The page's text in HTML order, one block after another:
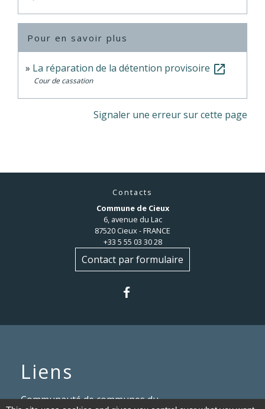
Pour en savoir plus
La réparation de la détention provisoire open_in_new
Cour de cassation
Signaler une erreur sur cette page
Contacts
Commune de Cieux
6, avenue du Lac
87520 Cieux - FRANCE
+33 5 55 03 30 28
Contact par formulaire
Liens
Communauté de communes du